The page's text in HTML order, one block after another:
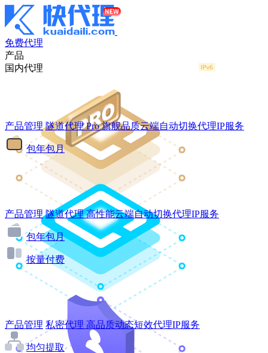
免费代理
产品
国内代理
产品管理 隧道代理Pro 旗舰品质云端自动切换代理IP服务
包年包月
产品管理 隧道代理 高性能云端自动切换代理IP服务
包年包月
按量付费
产品管理 私密代理 高品质动态短效代理IP服务
均匀提取